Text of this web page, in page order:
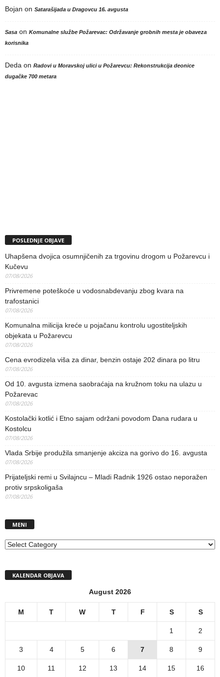
Bojan on Satarašijada u Dragovcu 16. avgusta
Sasa on Komunalne službe Požarevac: Održavanje grobnih mesta je obaveza
korisnika
Deda on Radovi u Moravskoj ulici u Požarevcu: Rekonstrukcija deonice
dugačke 700 metara
POSLEDNJE OBJAVE
Uhapšena dvojica osumnjičenih za trgovinu drogom u Požarevcu i
Kučevu
07/08/2026
Privremene poteškoće u vodosnabdevanju zbog kvara na
trafostanici
07/08/2026
Komunalna milicija kreće u pojačanu kontrolu ugostiteljskih
objekata u Požarevcu
07/08/2026
Cena evrodizela viša za dinar, benzin ostaje 202 dinara po litru
07/08/2026
Od 10. avgusta izmena saobraćaja na kružnom toku na ulazu u
Požarevac
07/08/2026
Kostolački kotlić i Etno sajam održani povodom Dana rudara u
Kostolcu
07/08/2026
Vlada Srbije produžila smanjenje akciza na gorivo do 16. avgusta
07/08/2026
Prijateljski remi u Svilajncu – Mladi Radnik 1926 ostao neporažen
protiv srpskoligaša
07/08/2026
MENI
MENI
KALENDAR OBJAVA
August 2026
M T W T F S S
1 2
3 4 5 6 7 8 9
10 11 12 13 14 15 16